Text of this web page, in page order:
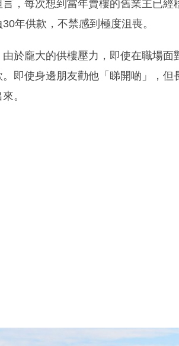
，每次想到當年賣樓的舊業主已
年供款，不禁感到極度沮喪。
於龐大的供樓壓力，即使在職場
即使身邊朋友勸他「睇開啲」，
。